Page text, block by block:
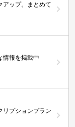
アップ。まとめて
情報を掲載中
リプションプラン